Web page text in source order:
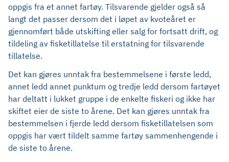
oppgis fra et annet fartøy. Tilsvarende gjelder også så
langt det passer dersom det i løpet av kvoteåret er
gjennomført både utskifting eller salg for fortsatt drift, og
tildeling av fisketillatelse til erstatning for tilsvarende
tillatelse.
Det kan gjøres unntak fra bestemmelsene i første ledd,
annet ledd annet punktum og tredje ledd dersom fartøyet
har deltatt i lukket gruppe i de enkelte fiskeri og ikke har
skiftet eier de siste to årene. Det kan gjøres unntak fra
bestemmelsen i fjerde ledd dersom fisketillatelsen som
oppgis har vært tildelt samme fartøy sammenhengende i
de siste to årene.